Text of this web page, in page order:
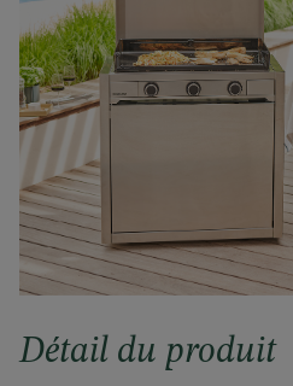
Détail du produit